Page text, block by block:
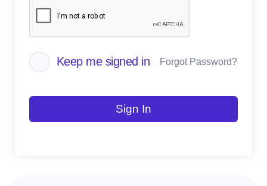
Keep me signed in Forgot Password?
Sign In